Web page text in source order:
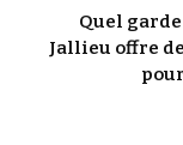
Quel
Jallieu offre